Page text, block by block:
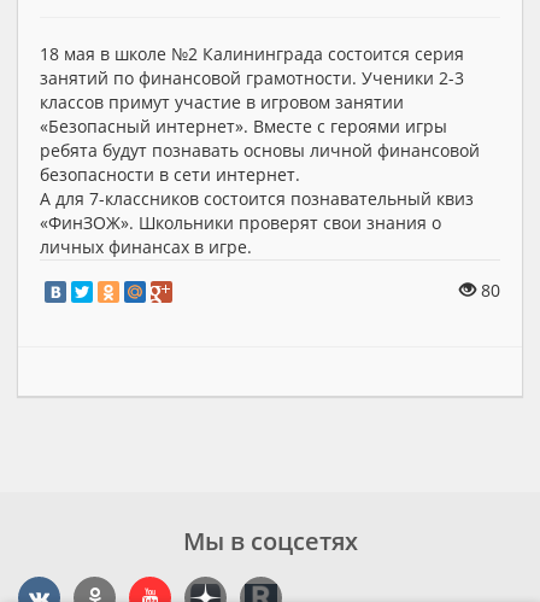
18 мая в школе №2 Калининграда состоится серия
занятий по финансовой грамотности. Ученики 2-3
классов примут участие в игровом занятии
«Безопасный интернет». Вместе с героями игры
ребята будут познавать основы личной финансовой
безопасности в сети интернет.
А для 7-классников состоится познавательный квиз
«ФинЗОЖ». Школьники проверят свои знания о
личных финансах в игре.
80
Мы в соцсетях